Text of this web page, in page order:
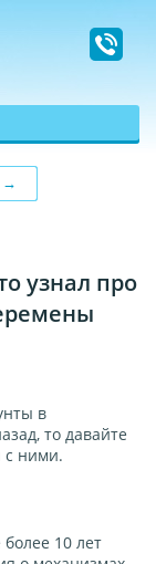
→
узнал про
в
то давайте
с ними.
10 лет